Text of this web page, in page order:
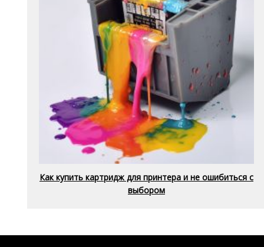
Как купить картридж для принтера и не ошибиться с
выбором